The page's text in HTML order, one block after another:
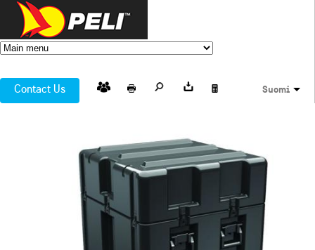
Contact Us Suomi